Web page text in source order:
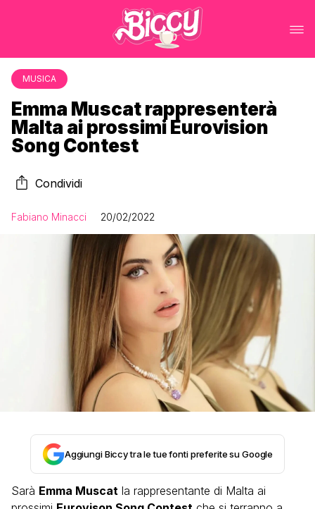
MUSICA
Emma Muscat rappresenterà
Malta ai prossimi Eurovision
Song Contest
Condividi
Fabiano Minacci 20/02/2022
Aggiungi Biccy tra le tue fonti preferite su Google
Sarà Emma Muscat la rappresentante di Malta ai